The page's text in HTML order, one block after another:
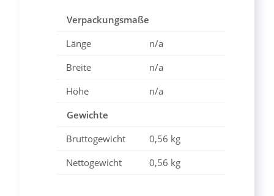
Verpackungsmaße
Länge
n/a
Breite
n/a
Höhe
n/a
Gewichte
Bruttogewicht
0,56 kg
Nettogewicht
0,56 kg